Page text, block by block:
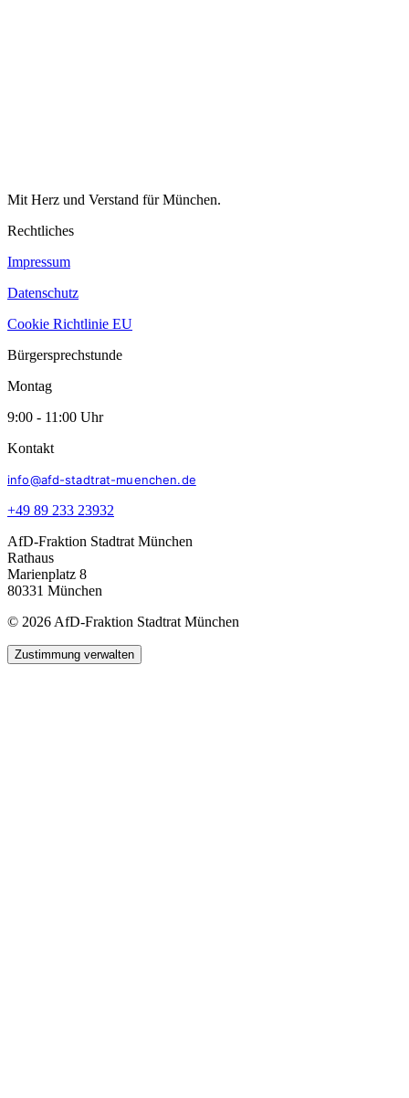
Mit Herz und Verstand für München.
Rechtliches
Impressum
Datenschutz
Cookie Richtlinie EU
Bürgersprechstunde
Montag
9:00 - 11:00 Uhr
Kontakt
info@afd-stadtrat-muenchen.de
+49 89 233 23932
AfD-Fraktion Stadtrat München
Rathaus
Marienplatz 8
80331 München
© 2026 AfD-Fraktion Stadtrat München
Zustimmung verwalten